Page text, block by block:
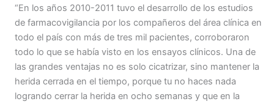
“En los años 2010-2011 tuvo el desarrollo de los estudios
de farmacovigilancia por los compañeros del área clínica en
todo el país con más de tres mil pacientes, corroboraron
todo lo que se había visto en los ensayos clínicos. Una de
las grandes ventajas no es solo cicatrizar, sino mantener la
herida cerrada en el tiempo, porque tu no haces nada
logrando cerrar la herida en ocho semanas y que en la